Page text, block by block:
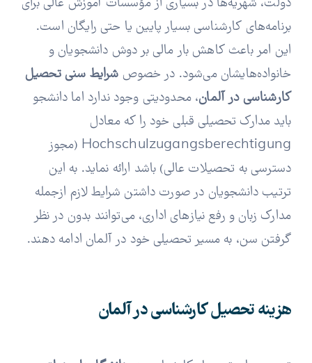
دولت، شهریه‌ها در بسیاری از مؤسسات آموزش عالی برای
برنامه‌های کارشناسی بسیار پایین یا حتی رایگان است.
این امر باعث کاهش بار مالی بر دوش دانشجویان و
خانواده‌هایشان می‌شود. در خصوص شرایط سنی تحصیل
کارشناسی در آلمان، محدودیتی وجود ندارد اما دانشجو
باید مدارک تحصیلی قبلی خود را که معادل
Hochschulzugangsberechtigung (مجوز
دسترسی به تحصیلات عالی) باشد ارائه نماید. به این
ترتیب دانشجویان در صورت داشتن شرایط لازم ازجمله
مدارک زبان و رفع نیازهای اداری، می‌توانند بدون در نظر
گرفتن سن، به مسیر تحصیلی خود در آلمان ادامه دهند.
هزینه تحصیل کارشناسی در آلمان